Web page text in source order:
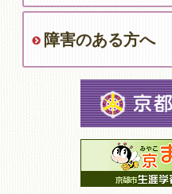
障害のある方へ